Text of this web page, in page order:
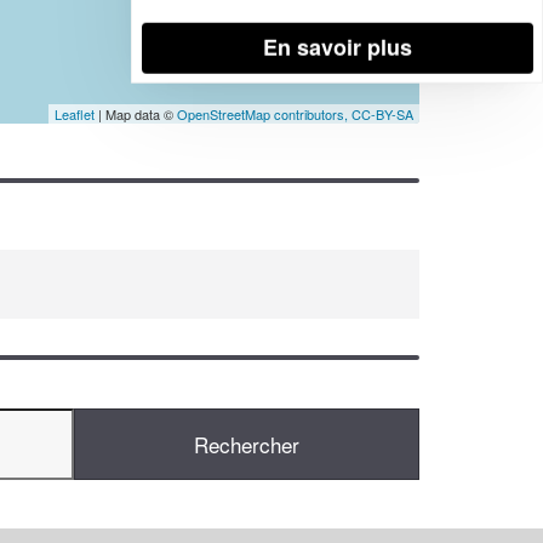
Leaflet | Map data ©OpenStreetMap contributors, CC-BY-SA
En savoir plus